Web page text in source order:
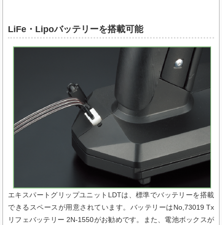
LiFe・Lipoバッテリーを搭載可能
エキスパートグリップユニットLDTは、標準でバッテリーを搭載
できるスペースが用意されています。バッテリーはNo,73019 Tx
リフェバッテリー 2N-1550がお勧めです。また、電池ボックスが